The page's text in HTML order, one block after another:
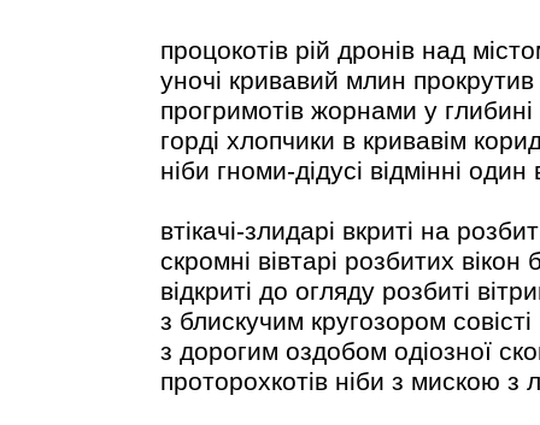
процокотів рій дронів над
уночі кривавий млин
прогримотів жорнами у глибині
горді хлопчики в кривавім
ніби гноми-дідусі відмінні один
втікачі-злидарі вкриті на
скромні вівтарі розбитих вікон
відкриті до огляду розбиті
з блискучим кругозором
з дорогим оздобом одіозної
проторохкотів ніби з мискою з